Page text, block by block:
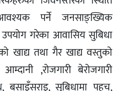
पर्ने जनसाङ्ख्यिक
गरेका आवासिय सुबिधा
खाद्य तथा गैर खाद्य वस्तुको
,रोजगारी बेरोजगारी
बसाइँसराइ, सुबिधामा पहुच,